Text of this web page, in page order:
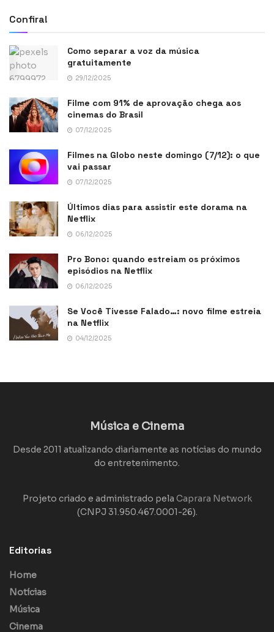
Confira!
Como separar a voz da música
gratuitamente
29/12/2025
Filme com 91% de aprovação chega aos
cinemas do Brasil
07/12/2025
Filmes na Globo neste domingo (7/12): o que
vai passar
07/12/2025
Últimos dias para assistir este dorama na
Netflix
06/12/2025
Pro Bono: quando estreiam os próximos
episódios na Netflix
06/12/2025
Se Você Tivesse Falado…: novo filme estreia
na Netflix
04/12/2025
Música e Cinema
Desde 2011 atualizando diariamente as notícias do mundo
do entretenimento.
Projeto criado e administrado pela Caprara Network
(CNPJ 31.950.467.0001-26).
Editorias
Home
Notícias
Música
Cinema